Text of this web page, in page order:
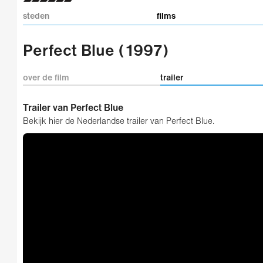
steden films
Perfect Blue (1997)
over de film trailer
Trailer van Perfect Blue
Bekijk hier de Nederlandse trailer van Perfect Blue.